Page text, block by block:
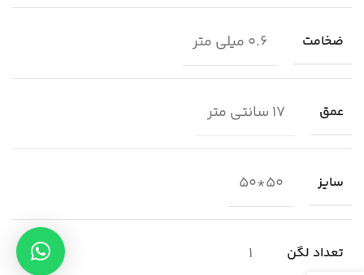
ضخامت 0.6 میلی متر
عمق 17 سانتی متر
سایز 50*50
تعداد لگن 1